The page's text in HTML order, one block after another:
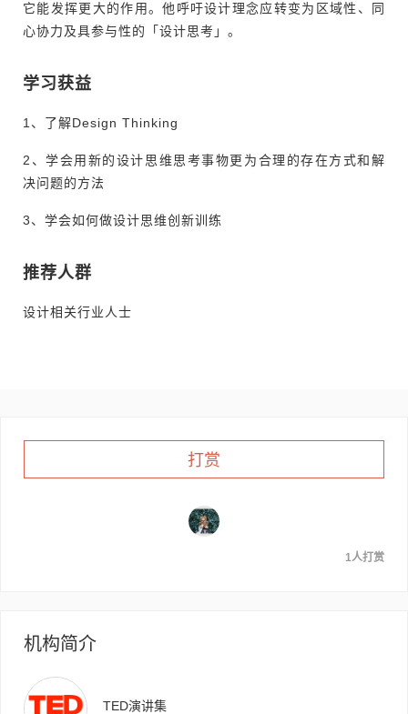
它能发挥更大的作用。他呼吁设计理念应转变为区域性、同
心协力及具参与性的「设计思考」。
学习获益
1、了解Design Thinking
2、学会用新的设计思维思考事物更为合理的存在方式和解
决问题的方法
3、学会如何做设计思维创新训练
推荐人群
设计相关行业人士
打赏
1人打赏
机构简介
TED演讲集